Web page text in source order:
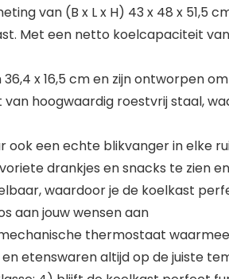
van (B x L x H) 43 x 48 x 51,5
Met een netto koelcapaciteit
x 16,5 cm en zijn ontworpen
hoogwaardig roestvrij staal,
ook een echte blikvanger in elke
drankjes en snacks te zien
waardoor je de koelkast
aan jouw wensen aan
thermostaat
en etenswaren altijd op de juiste